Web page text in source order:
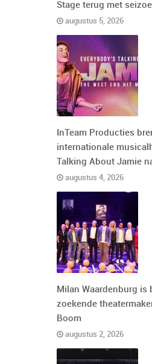
Stage terug met
augustus 5, 2026
InTeam Producties
internationale
Talking About Jamie
augustus 4, 2026
Milan Waardenburg is
zoekende
Boom
augustus 2, 2026